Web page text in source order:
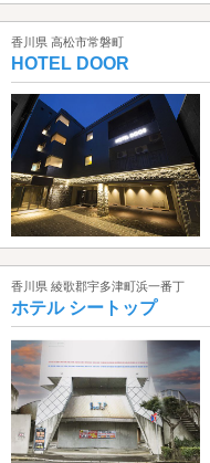
香川県 高松市常磐町
HOTEL DOOR
香川県 綾歌郡宇多津町浜一番丁
ホテル シートップ